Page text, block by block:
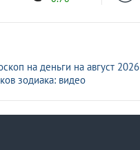
на деньги на август 2026
зодиака: видео